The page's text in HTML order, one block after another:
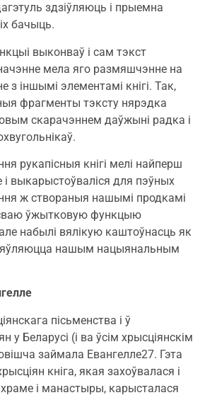
здзіўляюць і прыемна
бачыць.
выконваў і сам тэкст
мела яго размяшчэнне на
з іншымі элементамі кнігі. Так,
фрагменты тэксту нярэдка
скарачэннем даўжыні радка і
рукапісныя кнігі мелі найперш
выкарыстоўваліся для пэўных
ж створаныя нашымі продкамі
ўжытковую функцыю
набылі вялікую каштоўнасць як
нашым нацыянальным
пісьменства і ў
у Беларусі (і ва ўсім хрысціянскім
займала Евангелле27. Гэта
кніга, якая захоўвалася і
і манастыры, карысталася